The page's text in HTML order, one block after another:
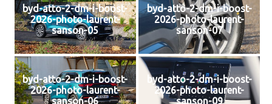
byd-atto-2-dm-i-boost-
2026-photo-laurent-
sanson-05
byd-atto-2-dm-i-boost-
2026-photo-laurent-
sanson-07
byd-atto-2-dm-i-boost-
2026-photo-laurent-
sanson-06
byd-atto-2-dm-i-boost-
2026-photo-laurent-
sanson-09